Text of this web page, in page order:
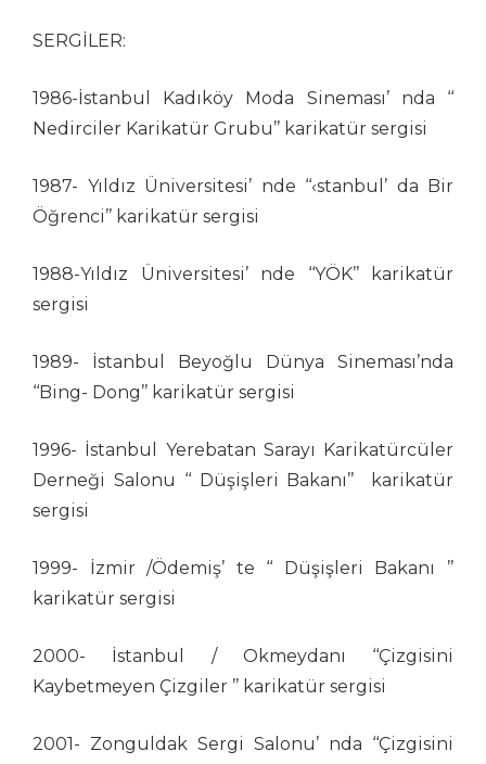
Hasan Halit Şekerci
Hüseyin Aslan
İbrahim Atabey
İlban Ertem
İlhan Değirmenci
İrfan Sayar
İsa Efe
İsmail Kar
İsmet Lokman
Kamil Masaracı
Kamil Yavuz
Kemal Buluş
Kemal Urgenç
Kubilay Bayar
Kürşat Cosgun
Kürşat Zaman
Levent Öncü
SERGİLER:
1986-İstanbul Kadıköy Moda Sineması’ nda ‘‘
Nedirciler Karikatür Grubu’’ karikatür sergisi
1987- Yıldız Üniversitesi’ nde ‘‘‹stanbul’ da Bir
Öğrenci’’ karikatür sergisi
1988-Yıldız Üniversitesi’ nde ‘‘YÖK’’ karikatür
sergisi
1989- İstanbul Beyoğlu Dünya Sineması’nda
‘‘Bing- Dong’’ karikatür sergisi
1996- İstanbul Yerebatan Sarayı Karikatürcüler
Derneği Salonu ‘‘ Düşişleri Bakanı’’ karikatür
sergisi
1999- İzmir /Ödemiş’ te ‘‘ Düşişleri Bakanı ’’
karikatür sergisi
2000- İstanbul / Okmeydanı ‘‘Çizgisini
Kaybetmeyen Çizgiler ’’ karikatür sergisi
2001- Zonguldak Sergi Salonu’ nda ‘‘Çizgisini